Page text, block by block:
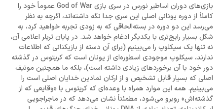
بازی‌های دوران اساطیر نورس در سری بازی God of War عموماً خود را
کاملاً از دوره یونانی اصلی این سری جدا نگه داشته‌اند، اگرچه به نظر
می‌رسد این دو دوره در بسته‌الحاقی که به زودی تجربه خواهید کرد، به
شکل بسیار رایج‌تری با یکدیگر ادغام خواهد شد. در پایان تریلر اعلامی آن،
نه تنها یک سیکلوپ را می‌بینیم (برای آن دسته از بازیکنانی که اطلاعات
ندارند، سیکلوپ موجودی اسطوره‌ای از یونان است که کریتوس در گذشته
دور خود با آن برخوردهای زیادی داشته است)، بلکه ما همچنین موتیف
اصلی که بسیار قابل تشخیص و از ارکان نمادین خدایان اصلی است را
می‌بینیم. همه این موارد همراه با وعده‌ای که کریتوس با «وقایعی که از
گذشته‌اش» روبرو می‌شود، مطمئناً نشان می‌دهد که در ماجراجویی